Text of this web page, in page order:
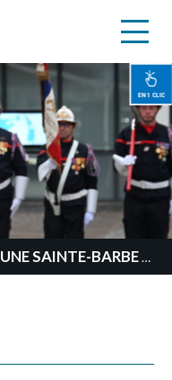
EN 1 CLIC
UNE SAINTE-BARBE EXCEPTIONNELLE À PLUS D’UN TITRE EN JOCONDIE